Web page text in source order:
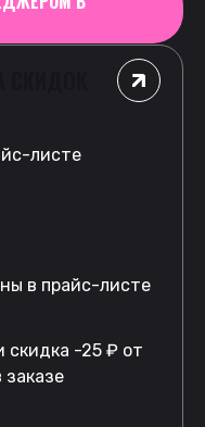
листе
в прайс-листе
скидка -25 ₽ от